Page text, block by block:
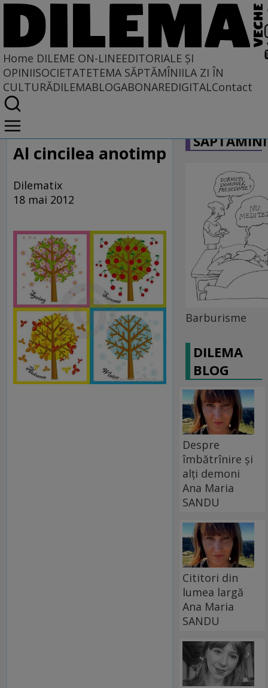
Home DILEME ON-LINEEDITORIALE ȘI
OPINIISOCIETATETEMA SĂPTĂMÎNIILA ZI ÎN
CULTURĂDILEMABLOGABONAREDIGITALContact
Home
Dileme on-line
Al cincilea anotimp
Dilematix
18 mai 2012
Barburisme
DILEMA
BLOG
Despre
îmbătrînire și
alți demoni
Ana Maria
SANDU
Cititori din
lumea largă
Ana Maria
SANDU